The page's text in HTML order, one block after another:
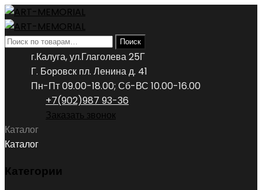
Искать: Поиск
г.Калуга, ул.Глаголева 25Г
Г. Боровск пл. Ленина д. 41
Пн-Пт 09.00-18.00; Сб-ВС 10.00-16.00
+7(902)987 93-36
Заказать звонок
Каталог
Каталог
Категории